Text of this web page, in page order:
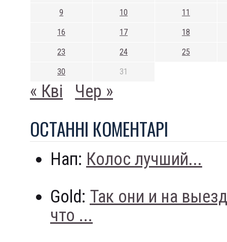
9 10 11
16 17 18
23 24 25
30 31
« Кві Чер »
ОСТАННI КОМЕНТАРI
Нап: Колос лучший...
Gold: Так они и на
что ...